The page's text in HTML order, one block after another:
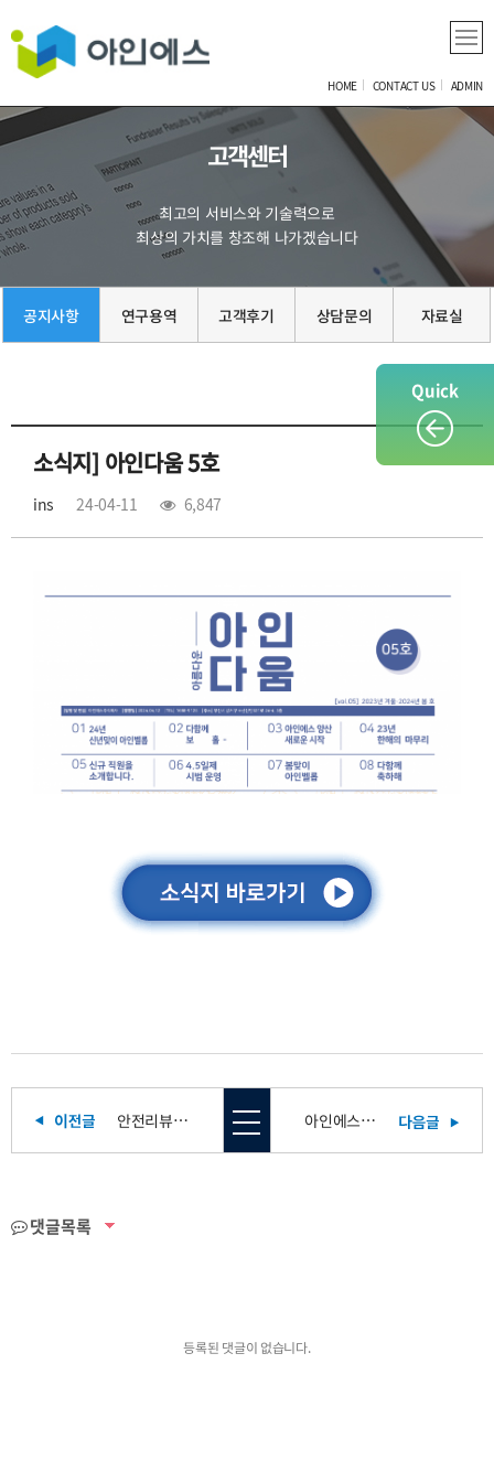
HOME CONTACT US ADMIN
고객센터
최고의 서비스와 기술력으로
최상의 가치를 창조해 나가겠습니다
공지사항 연구용역 고객후기 상담문의 자료실
소식지] 아인다움 5호
ins 24-04-11 6,847
안전리뷰] 인물열전 - 건강한 에너지로 만들어가는 산업안전보건 아인에스 2회연속 "인재육성형 중소기업" 선정!
댓글목록
등록된 댓글이 없습니다.
Quick